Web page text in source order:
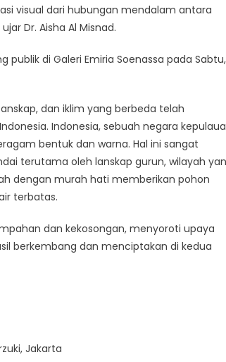
visual dari hubungan mendalam antara
Dr. Aisha Al Misnad.
di Galeri Emiria Soenassa pada Sabtu,
dan iklim yang berbeda telah
Indonesia, sebuah negara
bentuk dan warna. Hal ini sangat
terutama oleh lanskap gurun, wilayah
dengan murah hati memberikan pohon
terbatas.
dan kekosongan, menyoroti upaya
berkembang dan menciptakan di kedua
Jakarta